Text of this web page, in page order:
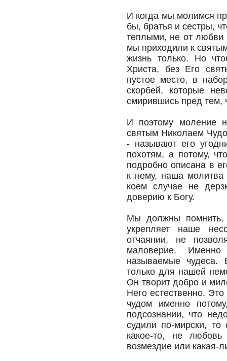
И когда мы молимся
бы, братья и сестры,
теплыми, не от любви
мы приходили к
жизнь только. Но
Христа, без Его
пустое место, в
скорбей, которые
смирившись пред тем,
И поэтому моление
святым Николаем
- называют его
похотям, а потому,
подробно описана в
к нему, наша
коем случае не
доверию к Богу.
Мы должны помнить,
укрепляет наше
отчаянии, не
маловерие.
называемые чудеса.
только для нашей
Он творит добро и
Него естественно.
чудом именно
подсознании, что
судили по-мирски,
какое-то, не
возмездие или какая-